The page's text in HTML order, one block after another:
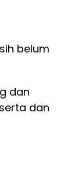
belum
dan
dan